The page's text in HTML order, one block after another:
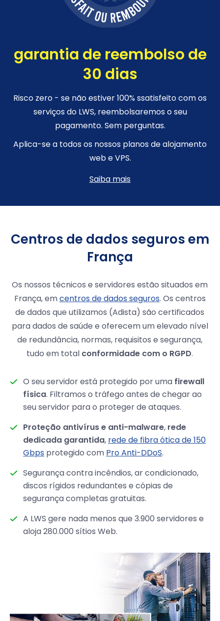
garantia de reembolso de
30 dias
Risco zero - se não estiver 100% ssatisfeito com os
serviços do LWS, reembolsaremos o seu
pagamento. Sem perguntas.
Aplica-se a todos os nossos planos de alojamento
web e VPS.
Saiba mais
Centros de dados seguros em
França
Os nossos técnicos e servidores estão situados em
França, emcentros de dados seguros. Os centros
de dados que utilizamos (Adista) são certificados
para dados de saúde e oferecem um elevado nível
de redundância, normas, requisitos e segurança,
tudo em total conformidade com o RGPD.
O seu servidor está protegido por uma firewall
física. Filtramos o tráfego antes de chegar ao
seu servidor para o proteger de ataques.
Proteção antivírus e anti-malware, rede
dedicada garantida, rede de fibra ótica de 150
Gbps protegido com Pro Anti-DDoS.
Segurança contra incêndios, ar condicionado,
discos rígidos redundantes e cópias de
segurança completas gratuitas.
A LWS gere nada menos que 3.900 servidores e
aloja 280.000 sítios Web.